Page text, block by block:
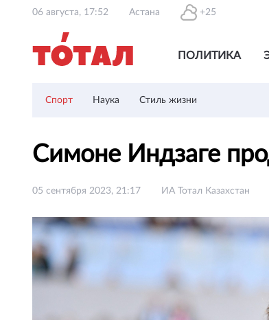
06 августа, 17:52 Астана +25
ПОЛИТИКА
Спорт Наука Стиль жизни
Симоне Индзаге
05 сентября 2023, 21:17 ИА Тотал Казахстан